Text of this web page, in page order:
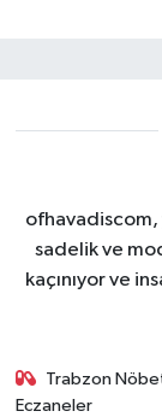
ofhavadiscom,
sadelik ve
kaçınıyor ve
Trabzon
Eczaneler